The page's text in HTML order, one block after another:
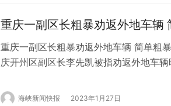
重庆一副区长粗暴劝返外地车辆
重庆一副区长粗暴劝返外地车辆 简单粗
庆开州区副区长李先凯被指劝返外地车
解。重庆市开州区政府官网显示，李先
海峡新闻快报 2023年1月27日